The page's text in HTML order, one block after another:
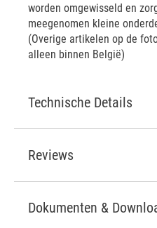
worden omgewisseld en
meegenomen kleine
(Overige artikelen op de
alleen binnen België)
Technische Details
Reviews
Dokumenten &